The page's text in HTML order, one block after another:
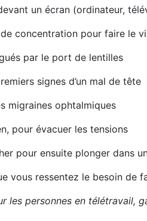
un écran (ordinateur,
concentration pour faire le
par le port de lentilles
signes d’un mal de tête
migraines ophtalmiques
pour évacuer les tensions
pour ensuite plonger dans
vous ressentez le besoin de
les personnes en